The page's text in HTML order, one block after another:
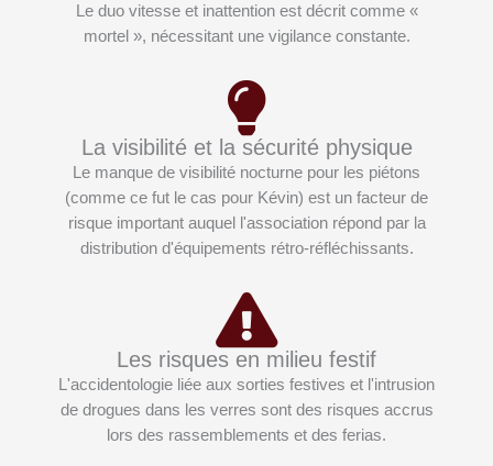
Le duo vitesse et inattention est décrit comme «
mortel », nécessitant une vigilance constante.
La visibilité et la sécurité physique
Le manque de visibilité nocturne pour les piétons
(comme ce fut le cas pour Kévin) est un facteur de
risque important auquel l'association répond par la
distribution d'équipements rétro-réfléchissants.
Les risques en milieu festif
L'accidentologie liée aux sorties festives et l'intrusion
de drogues dans les verres sont des risques accrus
lors des rassemblements et des ferias.